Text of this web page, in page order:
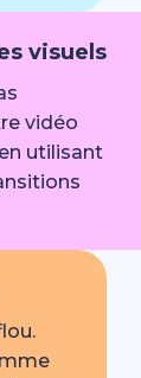
visuels
vidéo
utilisant